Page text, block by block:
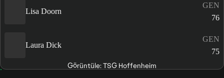
Lisa Doorn
GEN
76
Laura Dick
GEN
75
Görüntüle: TSG Hoffenheim